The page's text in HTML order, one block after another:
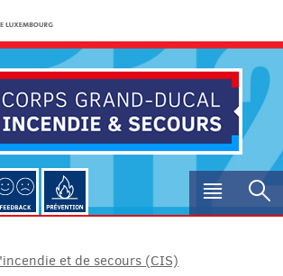
Menu
et de secours (CIS)